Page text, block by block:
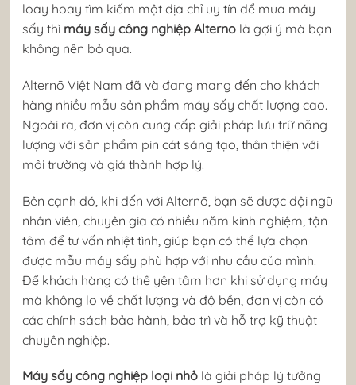
loay hoay tìm kiếm một địa chỉ uy tín để mua máy
sấy thì máy sấy công nghiệp Alterno là gợi ý mà bạn
không nên bỏ qua.
Alternō Việt Nam đã và đang mang đến cho khách
hàng nhiều mẫu sản phẩm máy sấy chất lượng cao.
Ngoài ra, đơn vị còn cung cấp giải pháp lưu trữ năng
lượng với sản phẩm pin cát sáng tạo, thân thiện với
môi trường và giá thành hợp lý.
Bên cạnh đó, khi đến với Alternō, bạn sẽ được đội ngũ
nhân viên, chuyên gia có nhiều năm kinh nghiệm, tận
tâm để tư vấn nhiệt tình, giúp bạn có thể lựa chọn
được mẫu máy sấy phù hợp với nhu cầu của mình.
Để khách hàng có thể yên tâm hơn khi sử dụng máy
mà không lo về chất lượng và độ bền, đơn vị còn có
các chính sách bảo hành, bảo trì và hỗ trợ kỹ thuật
chuyên nghiệp.
Máy sấy công nghiệp loại nhỏ là giải pháp lý tưởng